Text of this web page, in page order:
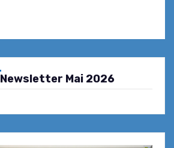
Newsletter Mai 2026